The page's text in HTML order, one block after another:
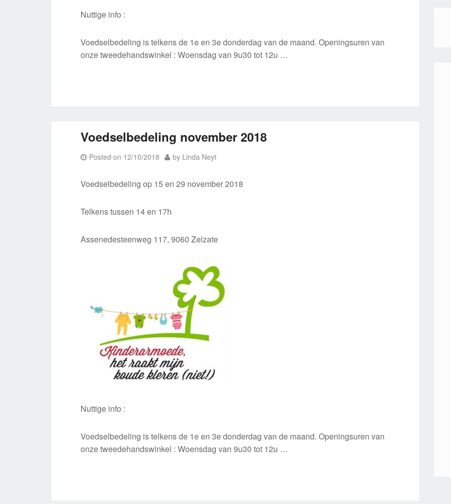
Nuttige info :
Voedselbedeling is telkens de 1e en 3e donderdag van de maand. Openingsuren van
onze tweedehandswinkel : Woensdag van 9u30 tot 12u …
Voedselbedeling november 2018
Posted on 12/10/2018 by Linda Neyt
Voedselbedeling op 15 en 29 november 2018
Telkens tussen 14 en 17h
Assenedesteenweg 117, 9060 Zelzate
Nuttige info :
Voedselbedeling is telkens de 1e en 3e donderdag van de maand. Openingsuren van
onze tweedehandswinkel : Woensdag van 9u30 tot 12u …